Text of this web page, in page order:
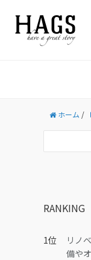
ホーム /
RANKING
リノ
備や